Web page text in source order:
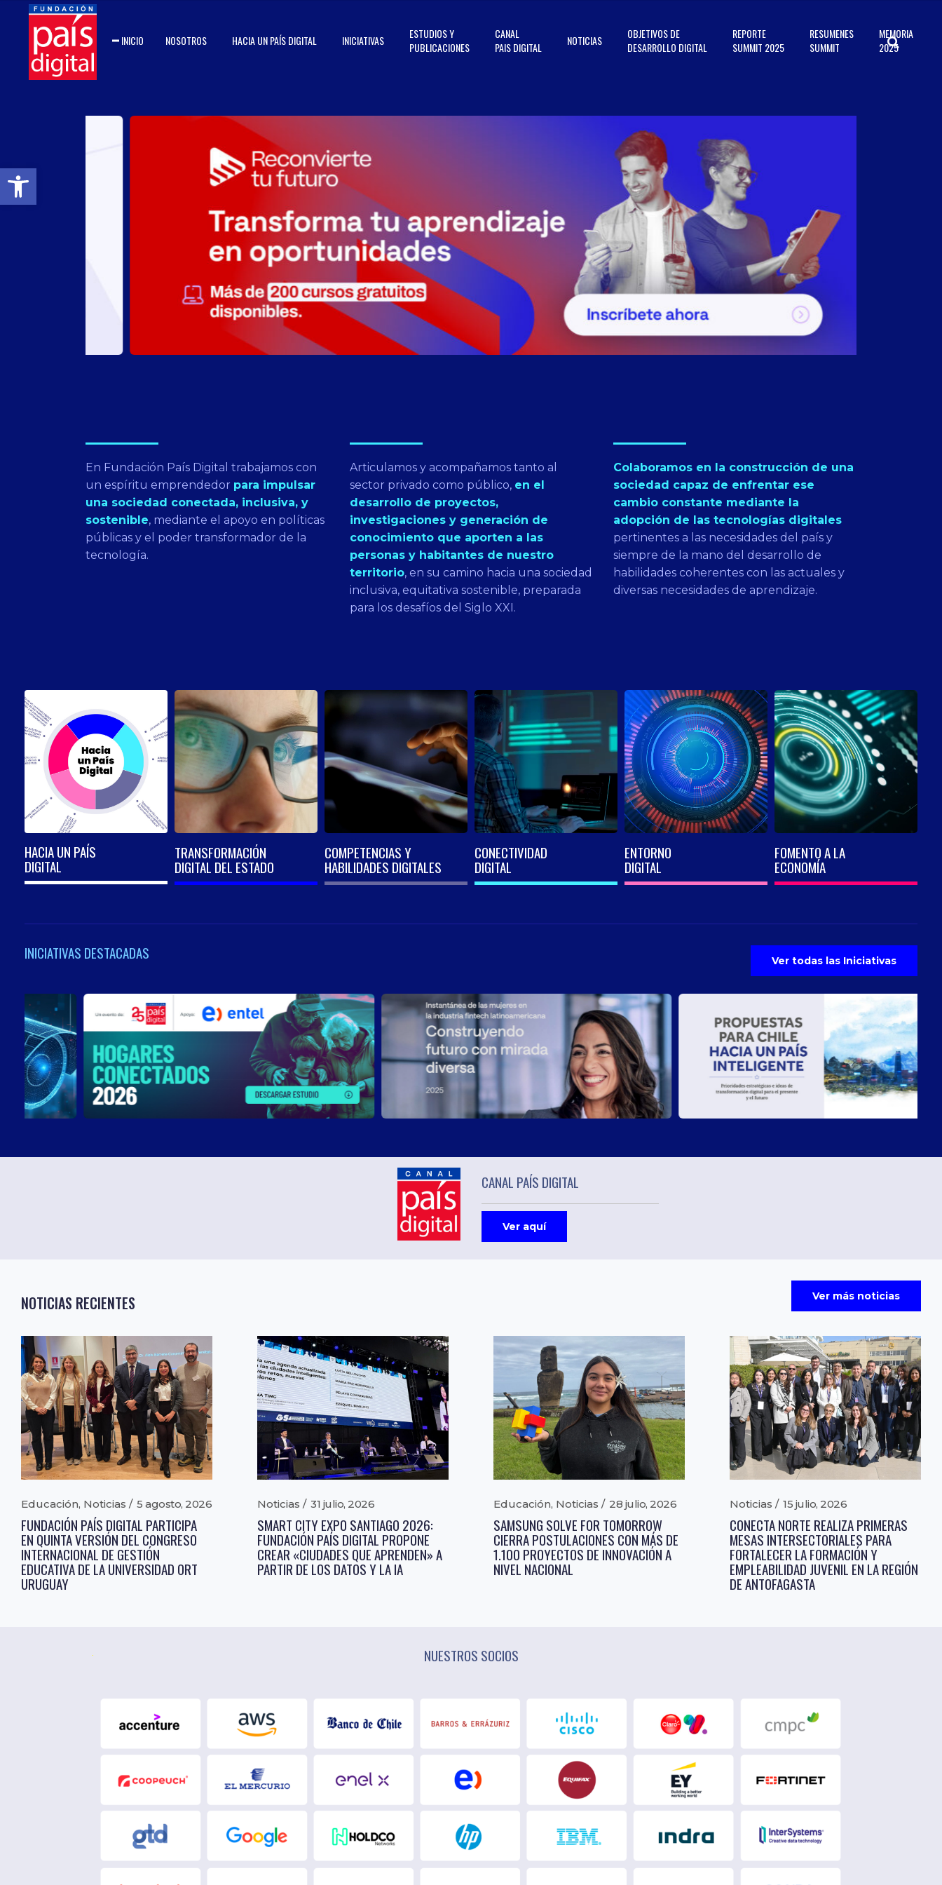
Abrir barra de herramientas
INICIO NOSOTROS HACIA UN PAÍS DIGITAL INICIATIVAS
ESTUDIOS Y
PUBLICACIONES
CANAL
PAIS DIGITAL
NOTICIAS
OBJETIVOS DE
DESARROLLO DIGITAL
REPORTE
SUMMIT 2025
RESUMENES
SUMMIT
MEMORIA
2025
En Fundación País Digital trabajamos con
un espíritu emprendedor para impulsar
una sociedad conectada, inclusiva, y
sostenible, mediante el apoyo en políticas
públicas y el poder transformador de la
tecnología.
Articulamos y acompañamos tanto al
sector privado como público, en el
desarrollo de proyectos,
investigaciones y generación de
conocimiento que aporten a las
personas y habitantes de nuestro
territorio, en su camino hacia una sociedad
inclusiva, equitativa sostenible, preparada
para los desafíos del Siglo XXI.
Colaboramos en la construcción de una
sociedad capaz de enfrentar ese
cambio constante mediante la
adopción de las tecnologías digitales
pertinentes a las necesidades del país y
siempre de la mano del desarrollo de
habilidades coherentes con las actuales y
diversas necesidades de aprendizaje.
HACIA UN PAÍS
DIGITAL
TRANSFORMACIÓN
DIGITAL DEL ESTADO
COMPETENCIAS Y
HABILIDADES DIGITALES
CONECTIVIDAD
DIGITAL
ENTORNO
DIGITAL
FOMENTO A LA
ECONOMÍA
INICIATIVAS DESTACADAS Ver todas las Iniciativas
CANAL PAÍS DIGITAL
Ver aquí
NOTICIAS RECIENTES Ver más noticias
Educación, Noticias 5 agosto, 2026
FUNDACIÓN PAÍS DIGITAL PARTICIPA
EN QUINTA VERSIÓN DEL CONGRESO
INTERNACIONAL DE GESTIÓN
EDUCATIVA DE LA UNIVERSIDAD ORT
URUGUAY
Noticias 31 julio, 2026
SMART CITY EXPO SANTIAGO 2026:
FUNDACIÓN PAÍS DIGITAL PROPONE
CREAR «CIUDADES QUE APRENDEN» A
PARTIR DE LOS DATOS Y LA IA
Educación, Noticias 28 julio, 2026
SAMSUNG SOLVE FOR TOMORROW
CIERRA POSTULACIONES CON MÁS DE
1.100 PROYECTOS DE INNOVACIÓN A
NIVEL NACIONAL
Noticias 15 julio, 2026
CONECTA NORTE REALIZA PRIMERAS
MESAS INTERSECTORIALES PARA
FORTALECER LA FORMACIÓN Y
EMPLEABILIDAD JUVENIL EN LA REGIÓN
DE ANTOFAGASTA
NUESTROS SOCIOS